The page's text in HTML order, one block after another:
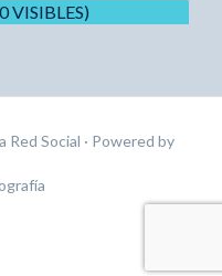
VISIBLES)
Red Social · Powered by